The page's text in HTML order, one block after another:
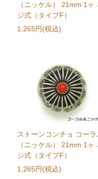
（ニッケル） 21mm 1ヶ
ジ式（タイプF）
1,265円(税込)
ストーンコンチョ コーラ
（ニッケル） 21mm 1ヶ
ジ式（タイプF）
1,265円(税込)